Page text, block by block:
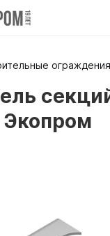
ограждения